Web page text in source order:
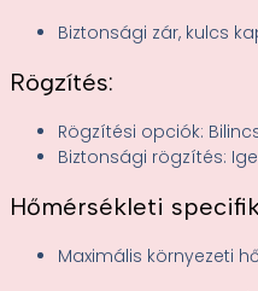
Biztonsági zár, kulcs
Rögzítés:
Rögzítési opciók:
Biztonsági rögzítés:
Hőmérsékleti
Maximális környezeti